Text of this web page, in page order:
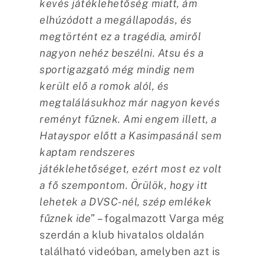
kevés játéklehetőség miatt, ám
elhúzódott a megállapodás, és
megtörtént ez a tragédia, amiről
nagyon nehéz beszélni. Atsu és a
sportigazgató még mindig nem
került elő a romok alól, és
megtalálásukhoz már nagyon kevés
reményt fűznek. Ami engem illett, a
Hatayspor előtt a Kasimpasánál sem
kaptam rendszeres
játéklehetőséget, ezért most ez volt
a fő szempontom. Örülök, hogy itt
lehetek a DVSC-nél, szép emlékek
fűznek ide”– fogalmazott Varga még
szerdán a klub hivatalos oldalán
található videóban, amelyben azt is